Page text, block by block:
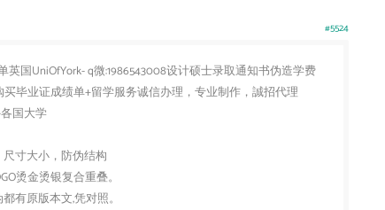
#5524
国UniOfYork- q微:1986543008设计硕士录取通知书伪造学费
毕业证成绩单+留学服务诚信办理，专业制作，誠招代理
国大学
寸大小，防伪结构
烫金烫银复合重叠。
有原版本文,凭对照。